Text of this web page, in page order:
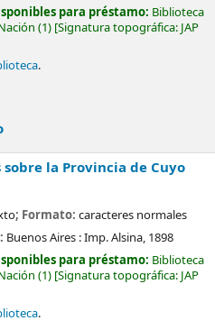
para préstamo: Biblioteca
(1) Signatura topográfica: JAP
.
la Provincia de Cuyo
; Formato: caracteres normales
Buenos Aires :Imp. Alsina, 1898
para préstamo: Biblioteca
(1) Signatura topográfica: JAP
.